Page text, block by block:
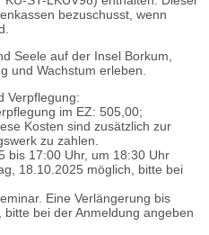
bezuschusst, wenn
Seele auf der Insel Borkum,
und Wachstum erleben.
Verpflegung:
im EZ: 505,00;
Kosten sind zusätzlich zur
zu zahlen.
bis 17:00 Uhr, um 18:30 Uhr
18.10.2025 möglich, bitte bei
Eine Verlängerung bis
bei der Anmeldung angeben